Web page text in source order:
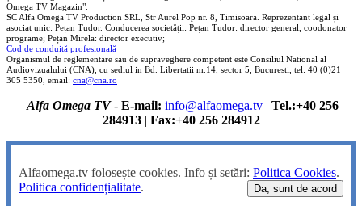
Omega TV Magazin".
SC Alfa Omega TV Production SRL, Str Aurel Pop nr. 8, Timisoara. Reprezentant legal și
asociat unic: Pețan Tudor. Conducerea societății: Pețan Tudor: director general, coodonator
programe; Pețan Mirela: director executiv;
Cod de conduită profesională
Organismul de reglementare sau de supraveghere competent este Consiliul National al
Audiovizualului (CNA), cu sediul in Bd. Libertatii nr.14, sector 5, Bucuresti, tel: 40 (0)21
305 5350, email: cna@cna.ro
Alfa Omega TV- E-mail: info@alfaomega.tv | Tel.:+40 256
284913| Fax:+40 256 284912
Alfaomega.tv folosește cookies. Info și setări: Politica Cookies.
Politica confidențialitate. Da, sunt de acord